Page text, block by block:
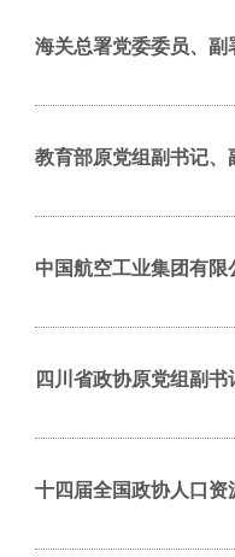
海关总署党委委员、
教育部原党组副书记
中国航空工业集团有
四川省政协原党组副
十四届全国政协人口